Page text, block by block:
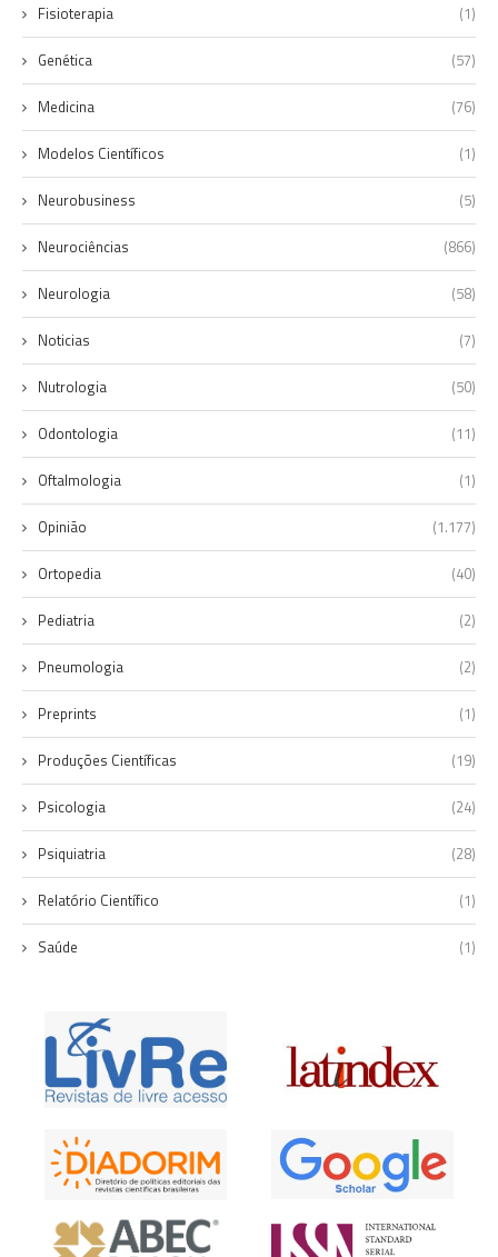
Fisioterapia (1)
Genética (57)
Medicina (76)
Modelos Científicos (1)
Neurobusiness (5)
Neurociências (866)
Neurologia (58)
Noticias (7)
Nutrologia (50)
Odontologia (11)
Oftalmologia (1)
Opinião (1.177)
Ortopedia (40)
Pediatria (2)
Pneumologia (2)
Preprints (1)
Produções Científicas (19)
Psicologia (24)
Psiquiatria (28)
Relatório Científico (1)
Saúde (1)